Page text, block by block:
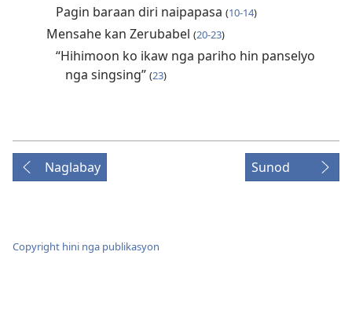
Pagin baraan diri naipapasa (10-14)
Mensahe kan Zerubabel (20-23)
“Hihimoon ko ikaw nga pariho hin panselyo
nga singsing” (23)
Naglabay Sunod
Copyright hini nga publikasyon